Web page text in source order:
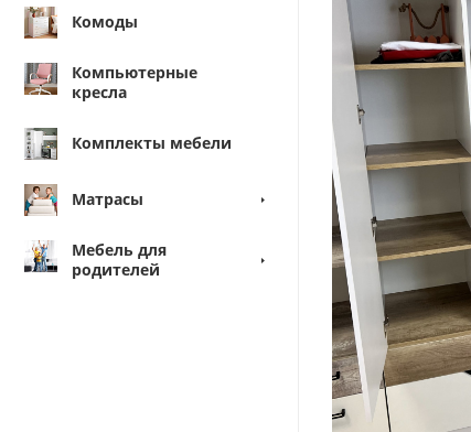
Комоды
Компьютерные
кресла
Комплекты мебели
Матрасы
Мебель для
родителей